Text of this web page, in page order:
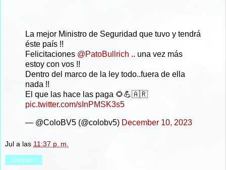
La mejor Ministro de Seguridad que tuvo y tendrá
éste país !!
Felicitaciones @PatoBullrich .. una vez más
estoy con vos !!
Dentro del marco de la ley todo..fuera de ella
nada !!
El que las hace las paga 🌻💪🇦🇷
pic.twitter.com/sInPMSK3s5
— @ColoBV5 (@colobv5) December 10, 2023
Jul a las 11:37 p. m.
Compartir